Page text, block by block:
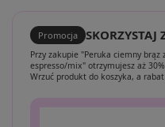
Promocja SKORZYSTAJ
Przy zakupie "Peruka ciemny brąz
espresso/mix" otrzymujesz aż
Wrzuć produkt do koszyka, a